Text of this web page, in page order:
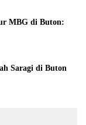
MBG di Buton:
Saragi di Buton